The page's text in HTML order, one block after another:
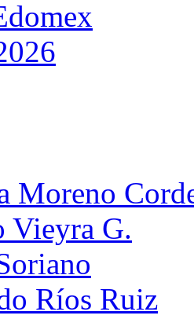
Moreno
Vieyra G.
Ríos Ruiz